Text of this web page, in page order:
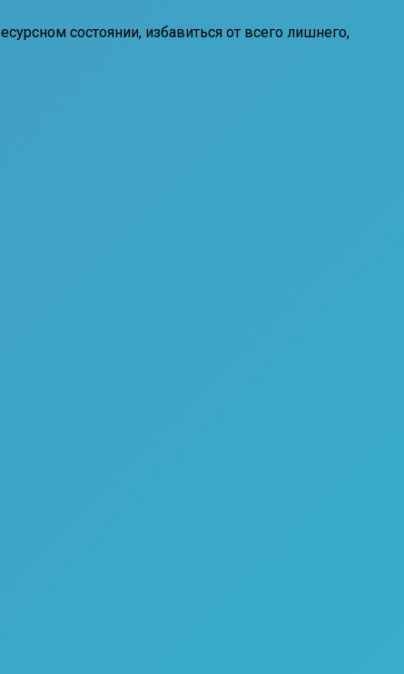
состоянии, избавиться от всего лишнего,